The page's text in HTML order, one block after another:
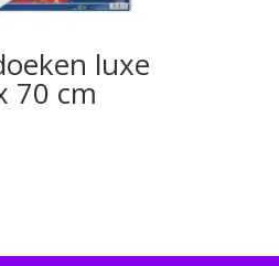
luxe
70 cm